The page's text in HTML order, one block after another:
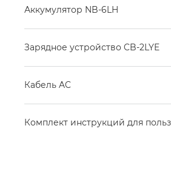
Аккумулятор NB-6LH
Зарядное устройство CB-2LYE
Кабель AC
Комплект инструкций для